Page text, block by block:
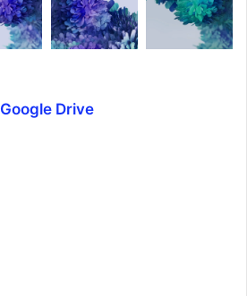
Google Drive